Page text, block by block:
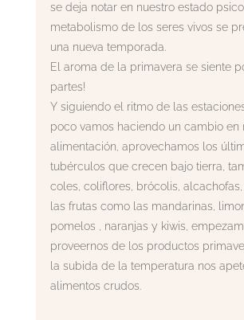
se deja notar en nuestro estado
metabolismo de los seres vivos se
una nueva temporada.
El aroma de la primavera se siente
partes!
Y siguiendo el ritmo de las
poco vamos haciendo un cambio en
alimentación, aprovechamos los
tubérculos que crecen bajo tierra,
coles, coliflores, brócolis, alcachofas,
las frutas como las mandarinas,
pomelos , naranjas y kiwis,
proveernos de los productos
la subida de la temperatura nos
alimentos crudos.